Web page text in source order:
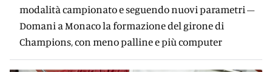
modalità campionato e seguendo nuovi parametri –
Domani a Monaco la formazione del girone di
Champions, con meno palline e più computer